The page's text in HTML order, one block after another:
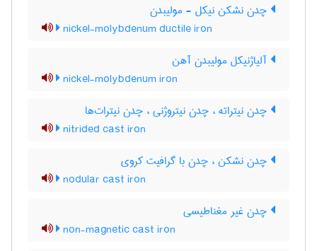
چدن نشکن نیکل - مولیبدن
nickel-molybdenum ductile iron
آلیاژنیکل مولیبدن آهن
nickel-molybdenum iron
چدن نیتراته ، چدن نیتروژنی ، چدن نیترات‌ها
nitrided cast iron
چدن نشکن ، چدن با گرافیت کروی
nodular cast iron
چدن غیر مغناطیسی
non-magnetic cast iron